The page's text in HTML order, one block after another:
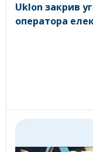
Uklon закрив
оператора